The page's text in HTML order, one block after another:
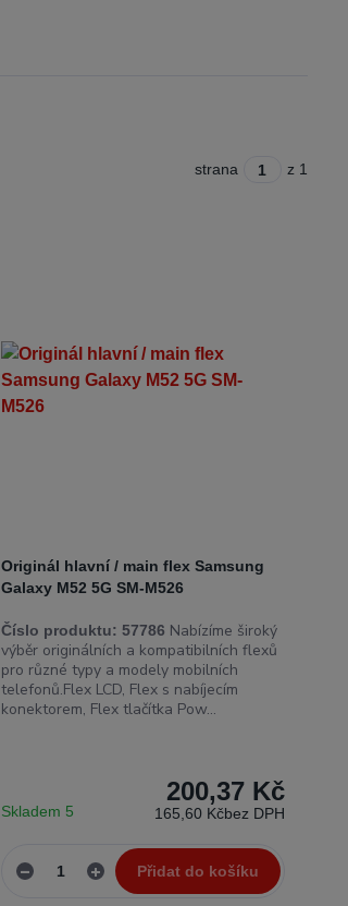
strana z 1
Originál hlavní / main flex Samsung
Galaxy M52 5G SM-M526
Číslo produktu: 57786 Nabízíme široký
výběr originálních a kompatibilních flexů
pro různé typy a modely mobilních
telefonů.Flex LCD, Flex s nabíjecím
konektorem, Flex tlačítka Pow...
200,37 Kč
165,60 Kčbez DPH
Skladem 5
Přidat do košíku